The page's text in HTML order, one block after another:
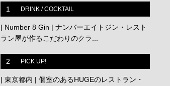
1 DRINK / COCKTAIL
| Number 8 Gin | ナンバーエイトジン・レスト
ラン屋が作るこだわりのクラ...
2 PICK UP!
| 東京都内 | 個室のあるHUGEのレストラン・